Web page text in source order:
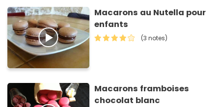
Macarons au Nutella pour
enfants
(3 notes)
Macarons framboises
chocolat blanc